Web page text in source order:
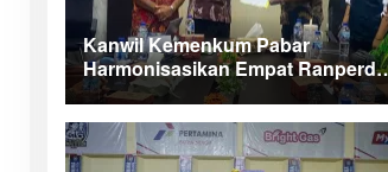
Kanwil Kemenkum Pabar
Harmonisasikan Empat Ranperda
Kabupaten Teluk Wondama